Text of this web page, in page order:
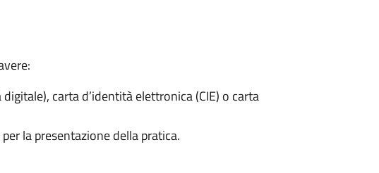
carta d’identità elettronica (CIE) o carta
la presentazione della pratica.